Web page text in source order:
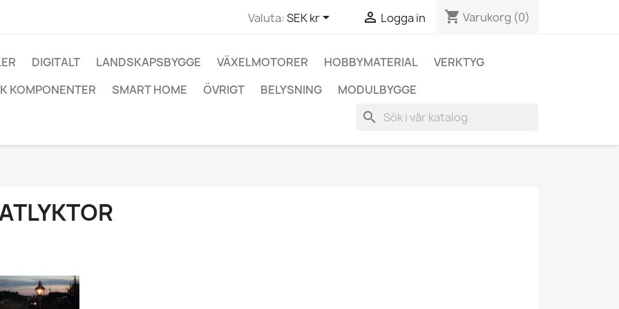
Valuta:SEK kr  Logga in shopping_cart Varukorg (0)
DIGITALT LANDSKAPSBYGGE VÄXELMOTORER HOBBYMATERIAL
VERKTYG
KOMPONENTER
SMART HOME ÖVRIGT BELYSNING MODULBYGGE
search